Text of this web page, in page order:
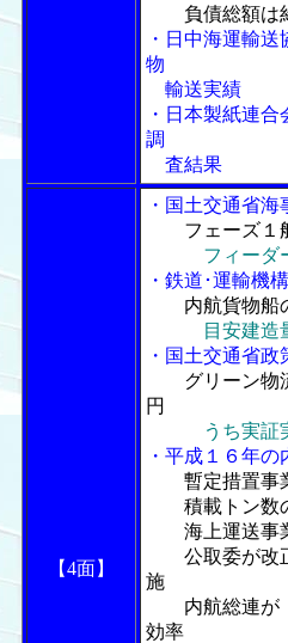
負債総額は
・日中海運輸
物
輸送実績
・日本製紙連
調
査結果
【4面】
・国土交通省
フェーズ１
フィーダ
・鉄道･運輸機
内航貨物船
目安建造
・国土交通省
グリーン物
円
うち実証
・平成１６年
暫定措置事
積載トン数の
海上運送事
公取委が改正
施
内航総連が「
効率